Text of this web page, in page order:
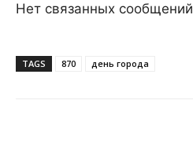
Нет связанных сообщений
TAGS 870 день города